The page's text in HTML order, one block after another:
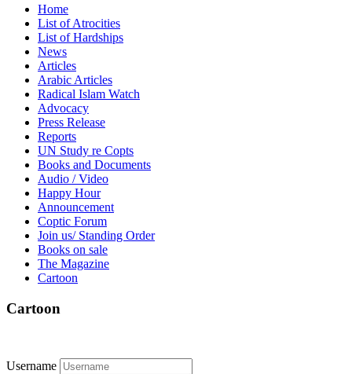
Home
List of Atrocities
List of Hardships
News
Articles
Arabic Articles
Radical Islam Watch
Advocacy
Press Release
Reports
UN Study re Copts
Books and Documents
Audio / Video
Happy Hour
Announcement
Coptic Forum
Join us/ Standing Order
Books on sale
The Magazine
Cartoon
Cartoon
Username